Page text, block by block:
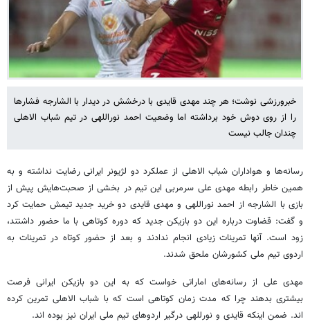
خبرورزشی نوشت؛ هر چند مهدی قایدی با درخشش در دیدار با الشارجه فشارها
را از روی دوش خود برداشته اما وضعیت احمد نوراللهی در تیم شباب الاهلی
چندان جالب نیست
رسانه‌ها و هواداران شباب الاهلی از عملکرد دو لژیونر ایرانی رضایت نداشته و به
همین خاطر رابطه مهدی علی سرمربی این تیم در بخشی از صحبت‌هایش پیش از
بازی با الشارجه از احمد نوراللهی و مهدی قایدی دو خرید جدید تیمش حمایت کرد
و گفت: قضاوت درباره این دو بازیکن جدید که دوره کوتاهی با ما حضور داشتند،
زود است. آنها تمرینات زیادی انجام ندادند و بعد از حضور کوتاه در تمرینات به
اردوی تیم ملی کشورشان ملحق شدند.
مهدی علی از رسانه‌های اماراتی خواست که به این دو بازیکن ایرانی فرصت
بیشتری بدهند چرا که مدت زمان کوتاهی است که با شباب الاهلی تمرین کرده
اند. ضمن اینکه قایدی و نورللهی درگیر اردوهای تیم ملی ایران نیز بوده اند.